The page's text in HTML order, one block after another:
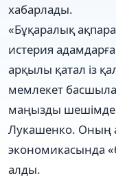
хабарлады.
«Бұқаралық
истерия
арқылы қатал із
мемлекет
маңызды
Лукашенко. Оның
экономикасында
алды.